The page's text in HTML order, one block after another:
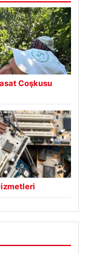
Coşkusu